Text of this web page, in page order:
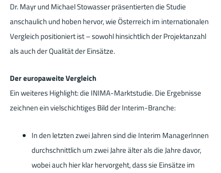
Dr. Mayr und Michael Stowasser präsentierten die Studie
anschaulich und hoben hervor, wie Österreich im internationalen
Vergleich positioniert ist – sowohl hinsichtlich der Projektanzahl
als auch der Qualität der Einsätze.
Der europaweite Vergleich
Ein weiteres Highlight: die INIMA-Marktstudie. Die Ergebnisse
zeichnen ein vielschichtiges Bild der Interim-Branche:
In den letzten zwei Jahren sind die Interim ManagerInnen
durchschnittlich um zwei Jahre älter als die Jahre davor,
wobei auch hier klar hervorgeht, dass sie Einsätze im